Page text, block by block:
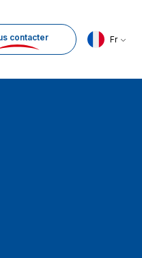
contacter Fr